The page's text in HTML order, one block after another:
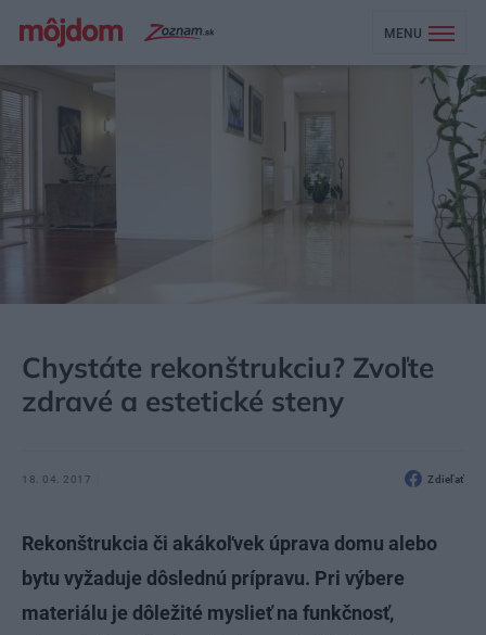
MENU
Chystáte rekonštrukciu? Zvoľte
zdravé a estetické steny
18. 04. 2017 Zdieľať
Rekonštrukcia či akákoľvek úprava domu alebo
bytu vyžaduje dôslednú prípravu. Pri výbere
materiálu je dôležité myslieť na funkčnosť,